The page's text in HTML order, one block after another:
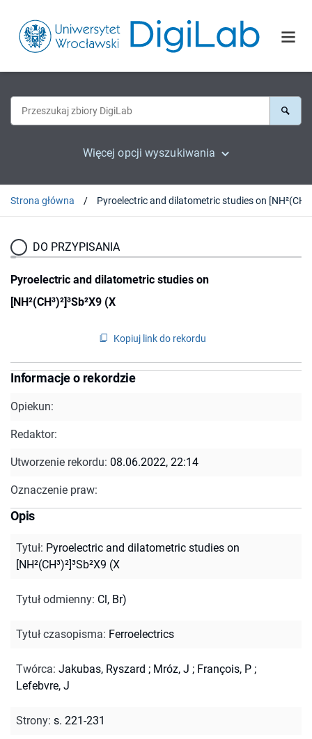
Więcej opcji wyszukiwania
Strona główna
DO PRZYPISANIA
Pyroelectric and dilatometric studies on
[NH²(CH³)²]³Sb²X9 (X
Kopiuj link do rekordu
Informacje o rekordzie
Opiekun:
Redaktor:
Utworzenie rekordu: 08.06.2022, 22:14
Oznaczenie praw:
Opis
Tytuł: Pyroelectric and dilatometric studies on
[NH²(CH³)²]³Sb²X9 (X
Tytuł odmienny: Cl, Br)
Tytuł czasopisma: Ferroelectrics
Twórca: Jakubas, Ryszard ; Mróz, J ; François, P ;
Lefebvre, J
Strony: s. 221-231